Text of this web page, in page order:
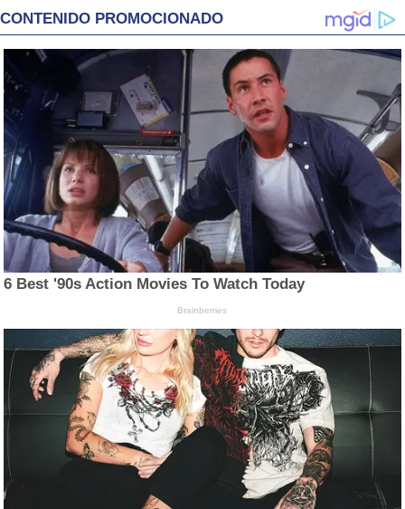
CONTENIDO PROMOCIONADO
6 Best '90s Action Movies To Watch Today
Brainberries